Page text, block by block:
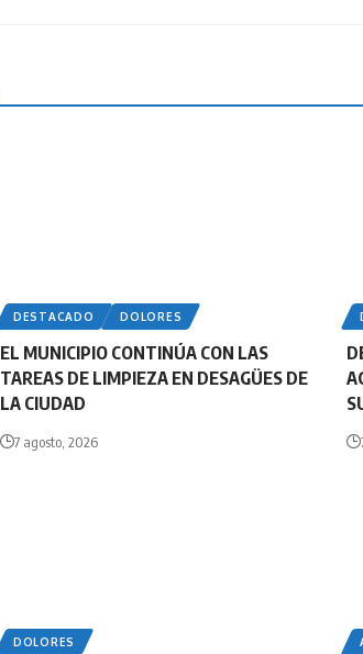
DESTACADO DOLORES
EL MUNICIPIO CONTINÚA CON LAS
TAREAS DE LIMPIEZA EN DESAGÜES DE
LA CIUDAD
7 agosto, 2026
DOLORES